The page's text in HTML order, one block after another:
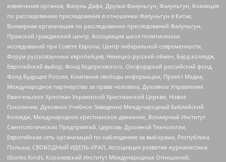
извлечения органов, Фалунь Дафа, Друзья Фалуньгун, Фалуньгун, Коалиция
по расследованию преследования в отношении Фалуньгун в Китае,
Всемирная организация по расследованию преследований Фалуньгун,
Пражский гражданский центр, Ассоциация школ политических
исследований при Совете Европы, Центр либеральной современности,
Форум русскоязычных европейцев, Немецко-русский обмен, Бард колледж,
Европейский выбор, Фонд Ходорковского, Оксфордский российский фонд,
Фонд Будущее России, Компания свободы информации, Проект Медиа,
Международное партнерство за права человека, Духовное Управление
Евангельских Христиан Украинской Христианской Церкви, Новое
Поколение, Духовное Учебное Заведение Международный Библейский
Колледж, Международное христианское движение, Всемирный Институт
Саентологических Предприятий, Церковь Духовной Технологии,
Европейская сеть организаций по наблюдению за выборами, Республика
Польша, СВОБОДНЫЙ ИДЕЛЬ-УРАЛ, Ассоциация развития журналистики,
IStories fonds, Королевский Институт Международных Отношений,